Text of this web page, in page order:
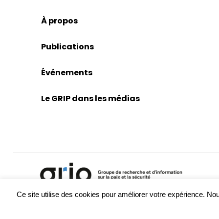
À propos
Publications
Événements
Le GRIP dans les médias
Ce site utilise des cookies pour améliorer votre expérience.